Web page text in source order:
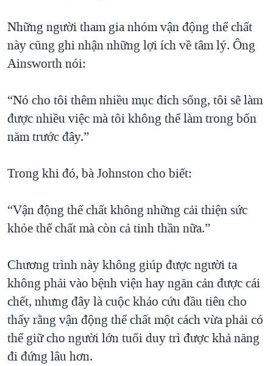
Những người tham gia nhóm vận động thể chất
này cũng ghi nhận những lợi ích về tâm lý. Ông
Ainsworth nói:
“Nó cho tôi thêm nhiều mục đích sống, tôi sẽ làm
được nhiều việc mà tôi không thể làm trong bốn
năm trước đây.”
Trong khi đó, bà Johnston cho biết:
“Vận động thể chất không những cải thiện sức
khỏe thể chất mà còn cả tinh thần nữa.”
Chương trình này không giúp được người ta
không phải vào bệnh viện hay ngăn cản được cái
chết, nhưng đây là cuộc khảo cứu đầu tiên cho
thấy rằng vận động thể chất một cách vừa phải có
thể giữ cho người lớn tuổi duy trì được khả năng
đi đứng lâu hơn.